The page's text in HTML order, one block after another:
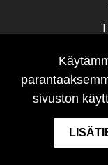
sivuston